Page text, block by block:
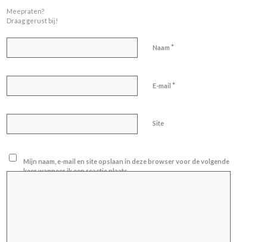
Meepraten?
Draag gerust bij!
Naam*
E-mail*
Site
Mijn naam, e-mail en site opslaan in deze browser voor de volgende
keer wanneer ik een reactie plaats.